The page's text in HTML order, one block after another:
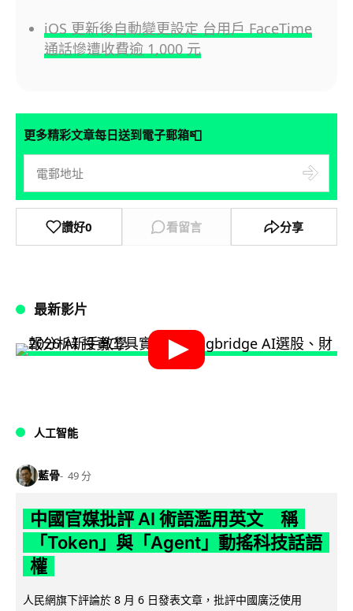
iOS 更新後自動變更設定 台用戶 FaceTime
通話慘遭收費逾 1,000 元
更多精彩文章每日送到電子郵箱📮
讚好0 看留言 分享
最新影片
人工智能
藍骨 49 分
中國官媒批評 AI 術語濫用英文 稱
「Token」與「Agent」動搖科技話語
權
人民網旗下評論於 8 月 6 日發表文章，批評中國廣泛使用